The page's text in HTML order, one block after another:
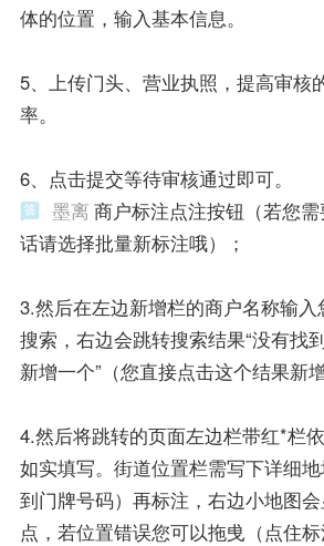
体的位置，输入基本信息。
5、上传门头、营业执照，提高审核
率。
6、点击提交等待审核通过即可。
墨离 商户标注点注按钮（若您
话请选择批量新标注哦）；
3.然后在左边新增栏的商户名称输
搜索，右边会跳转搜索结果“没有找
新增一个”（您直接点击这个结果新
4.然后将跳转的页面左边栏带红*栏
如实填写。街道位置栏需写下详细
到门牌号码）再标注，右边小地图
点，若位置错误您可以拖曵（点住标